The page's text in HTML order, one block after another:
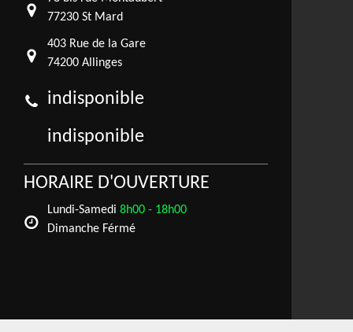
77230 St Mard
403 Rue de la Gare
74200 Allinges
indisponible
indisponible
HORAIRE D'OUVERTURE
Lundi-Samedi 8h00 - 18h00
Dimanche Férmé